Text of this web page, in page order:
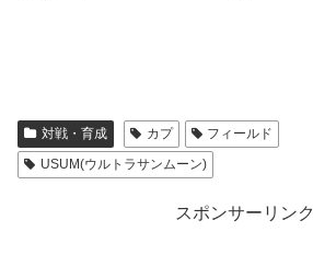
対戦・育成 カプ
フィールド
USUM(ウルトラサンムーン)
スポンサーリンク